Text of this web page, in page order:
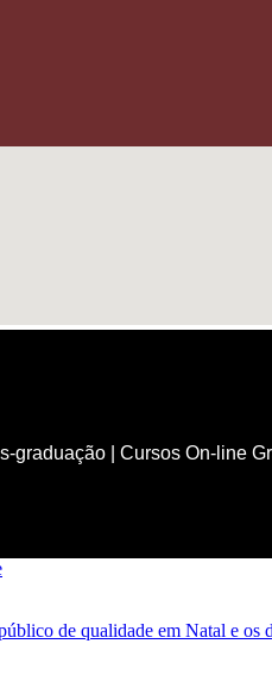
graduação Cursos On-line
de qualidade em Natal e os